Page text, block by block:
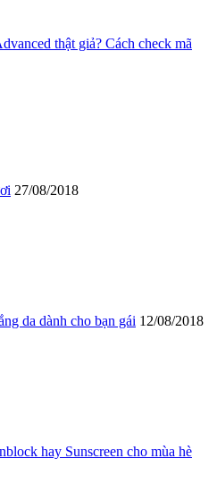
thật giả? Cách check mã
27/08/2018
da dành cho bạn gái 12/08/2018
hay Sunscreen cho mùa hè